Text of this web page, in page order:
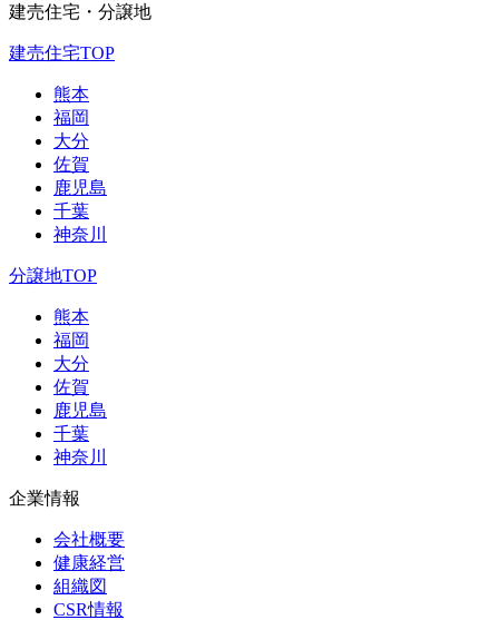
建売住宅・分譲地
建売住宅TOP
熊本
福岡
大分
佐賀
鹿児島
千葉
神奈川
分譲地TOP
熊本
福岡
大分
佐賀
鹿児島
千葉
神奈川
企業情報
会社概要
健康経営
組織図
CSR情報